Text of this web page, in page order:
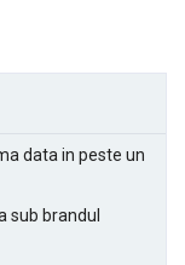
data in peste un
sub brandul